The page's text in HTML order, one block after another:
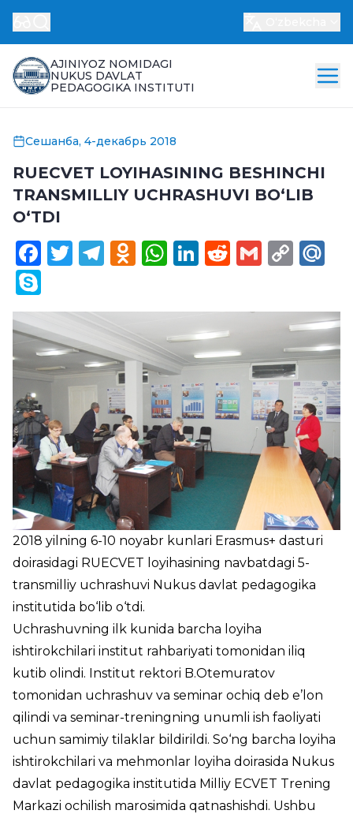
AJINIYOZ NOMIDAGI
NUKUS DAVLAT
PEDAGOGIKA INSTITUTI
Сешанба, 4-декабрь 2018
RUECVET LOYIHASINING BESHINCHI
TRANSMILLIY UCHRASHUVI BO‘LIB
O‘TDI
Facebook
Twitter
Telegram
Odnoklassniki
WhatsApp
LinkedIn
Reddit
Gmail
2018 yilning 6-10 noyabr kunlari Erasmus+ dasturi
doirasidagi RUECVET loyihasining navbatdagi 5-
transmilliy uchrashuvi Nukus davlat pedagogika
institutida bo‘lib o‘tdi.
Uchrashuvning ilk kunida barcha loyiha
ishtirokchilari institut rahbariyati tomonidan iliq
kutib olindi. Institut rektori B.Otemuratov
tomonidan uchrashuv va seminar ochiq deb e’lon
qilindi va seminar-treningning unumli ish faoliyati
uchun samimiy tilaklar bildirildi. So‘ng barcha loyiha
ishtirokchilari va mehmonlar loyiha doirasida Nukus
davlat pedagogika institutida Milliy ECVET Trening
Markazi ochilish marosimida qatnashishdi. Ushbu